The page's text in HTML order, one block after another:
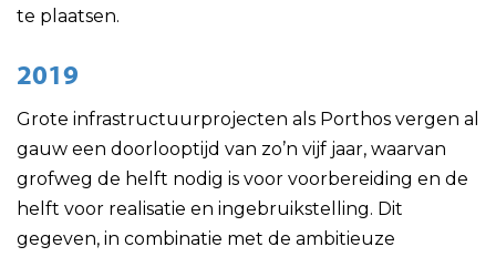
te plaatsen.
2019
Grote infrastructuurprojecten als Porthos vergen al
gauw een doorlooptijd van zo’n vijf jaar, waarvan
grofweg de helft nodig is voor voorbereiding en de
helft voor realisatie en ingebruikstelling. Dit
gegeven, in combinatie met de ambitieuze